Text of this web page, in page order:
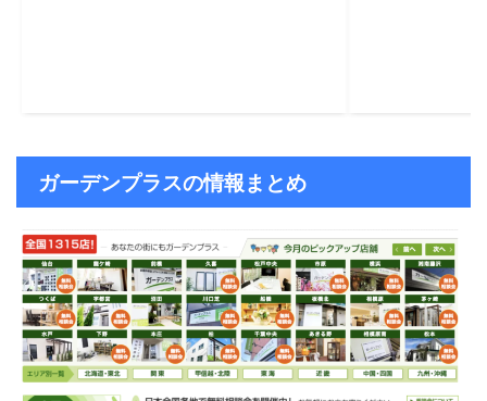
ガーデンプラスの情報まとめ